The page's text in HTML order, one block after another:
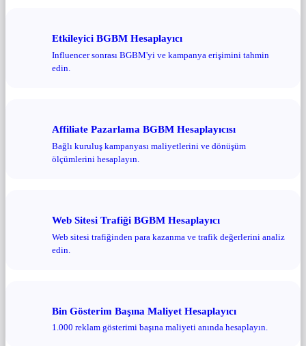
Etkileyici BGBM Hesaplayıcı
Influencer sonrası BGBM'yi ve kampanya erişimini tahmin
edin.
Affiliate Pazarlama BGBM Hesaplayıcısı
Bağlı kuruluş kampanyası maliyetlerini ve dönüşüm
ölçümlerini hesaplayın.
Web Sitesi Trafiği BGBM Hesaplayıcı
Web sitesi trafiğinden para kazanma ve trafik değerlerini analiz
edin.
Bin Gösterim Başına Maliyet Hesaplayıcı
1.000 reklam gösterimi başına maliyeti anında hesaplayın.